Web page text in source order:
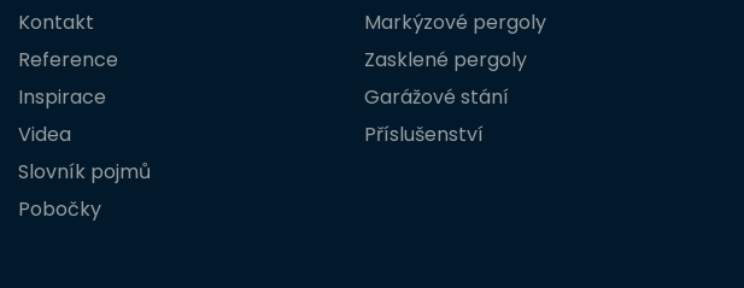
Kontakt
Reference
Inspirace
Videa
Slovník pojmů
Pobočky
Markýzové pergoly
Zasklené pergoly
Garážové stání
Příslušenství